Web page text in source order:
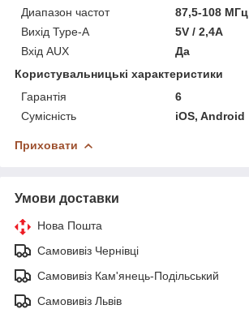
Диапазон частот
87,5-108 МГц
Вихід Type-A
5V / 2,4A
Вхід AUX
Да
Користувальницькі характеристики
Гарантія
6
Сумісність
iOS, Android
Приховати
Умови доставки
Нова Пошта
Самовивіз Чернівці
Самовивіз Кам'янець-Подільський
Самовивіз Львів